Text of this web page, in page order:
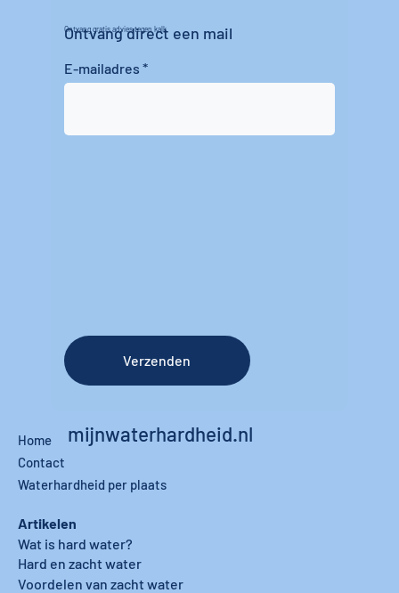
Ontvang gratis advies tegen kalk
Ontvang direct een mail
E-mailadres
Verzenden
mijnwaterhardheid.nl
Home
Contact
Waterhardheid per plaats
Artikelen
Wat is hard water?
Hard en zacht water
Voordelen van zacht water